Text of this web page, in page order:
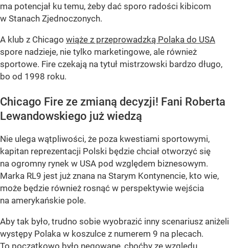
ma potencjał ku temu, żeby dać sporo radości kibicom
w Stanach Zjednoczonych.
A klub z Chicago wiąże z przeprowadzką Polaka do USA
spore nadzieje, nie tylko marketingowe, ale również
sportowe. Fire czekają na tytuł mistrzowski bardzo długo,
bo od 1998 roku.
Chicago Fire ze zmianą decyzji! Fani Roberta
Lewandowskiego już wiedzą
Nie ulega wątpliwości, że poza kwestiami sportowymi,
kapitan reprezentacji Polski będzie chciał otworzyć się
na ogromny rynek w USA pod względem biznesowym.
Marka RL9 jest już znana na Starym Kontynencie, kto wie,
może będzie również rosnąć w perspektywie wejścia
na amerykańskie pole.
Aby tak było, trudno sobie wyobrazić inny scenariusz aniżeli
występy Polaka w koszulce z numerem 9 na plecach.
To początkowo było negowane, choćby ze względu